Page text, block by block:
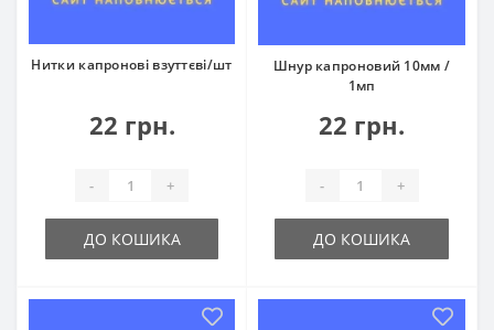
Нитки капронові взуттєві/шт
22 грн.
- +
ДО КОШИКА
Шнур капроновий 10мм /
1мп
22 грн.
- +
ДО КОШИКА